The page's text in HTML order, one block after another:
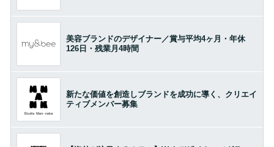
美容ブランドのデザイナー／賞与平均4ヶ月・年休
126日・残業月4時間
新たな価値を創造しブランドを成功に導く、クリエイ
ティブメンバー募集